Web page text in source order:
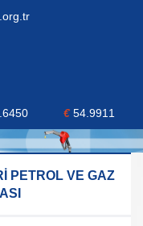
€54.9911
PETROL VE GAZ